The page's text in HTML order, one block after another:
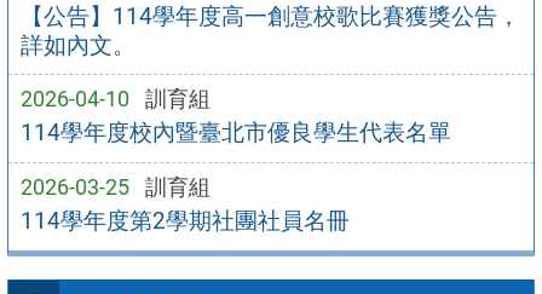
【公告】114學年度高一創意校歌比賽獲獎公告，
詳如內文。
2026-04-10 訓育組
114學年度校內暨臺北市優良學生代表名單
2026-03-25 訓育組
114學年度第2學期社團社員名冊